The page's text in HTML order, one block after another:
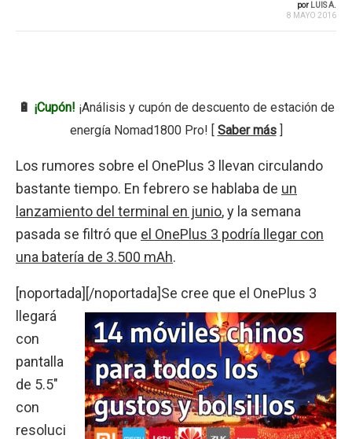
por LUIS A.
8 MAYO 2016
🔋 ¡Cupón! ¡Análisis y cupón de descuento de estación de
energía Nomad1800 Pro! [ Saber más]
Los rumores sobre el OnePlus 3 llevan circulando
bastante tiempo. En febrero se hablaba de un
lanzamiento del terminal en junio, y la semana
pasada se filtró que el OnePlus 3 podría llegar con
una batería de 3.500 mAh.
[noportada] [/noportada]Se cree que el OnePlus 3
llegará
con
pantalla
de 5.5″
con
resoluci